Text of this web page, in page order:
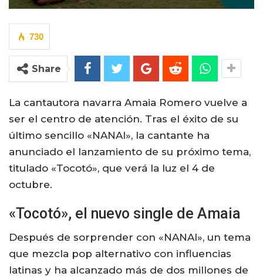
730
Share
La cantautora navarra Amaia Romero vuelve a
ser el centro de atención. Tras el éxito de su
último sencillo «NANAI», la cantante ha
anunciado el lanzamiento de su próximo tema,
titulado «Tocotó», que verá la luz el 4 de
octubre.
«Tocotó», el nuevo single de Amaia
Después de sorprender con «NANAI», un tema
que mezcla pop alternativo con influencias
latinas y ha alcanzado más de dos millones de